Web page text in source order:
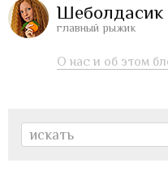
Шеболдасик
главный рыжик
О нас и об этом